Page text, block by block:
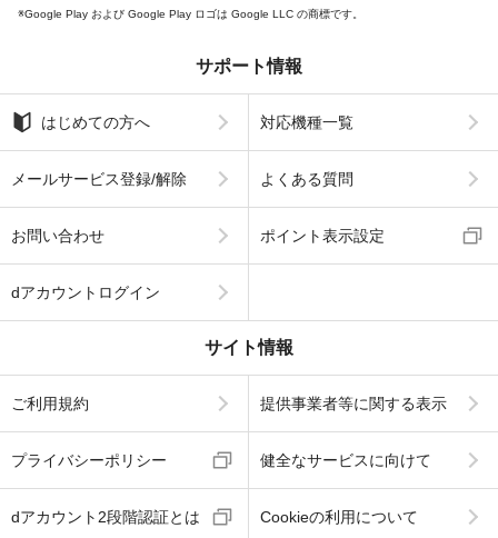
Google Play および Google Play ロゴは Google LLC の商標です。
サポート情報
はじめての方へ 対応機種一覧
メールサービス登録/解除 よくある質問
お問い合わせ ポイント表示設定
dアカウントログイン
サイト情報
ご利用規約 提供事業者等に関する表示
プライバシーポリシー 健全なサービスに向けて
dアカウント2段階認証とは Cookieの利用について